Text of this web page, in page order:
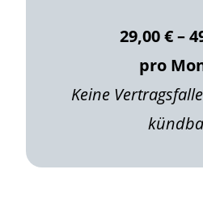
29,00 € –
pro
Keine